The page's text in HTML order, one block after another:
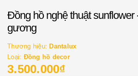
Đồng hồ nghệ thuật sunflower
gương
Thương hiệu: Dantalux
Loại: Đồng hồ decor
3.500.000₫